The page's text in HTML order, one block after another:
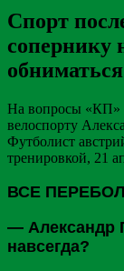
Спорт
сопернику
обниматься
На вопросы «КП»
велоспорту
Футболист
тренировкой, 21
ВСЕ
— Александр
навсегда?